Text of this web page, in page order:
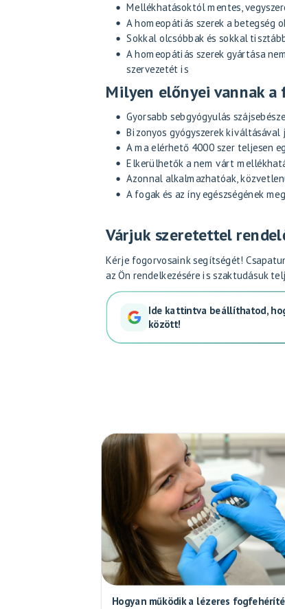
Mellékhatásoktól mentes,
A homeopátiás szerek a
Sokkal olcsóbbak és sokkal
A homeopátiás szerek gyártása
szervezetét is
Milyen előnyei vannak a
Gyorsabb sebgyógyulás
Bizonyos gyógyszerek
A ma elérhető 4000 szer teljesen
Elkerülhetők a nem várt
Azonnal alkalmazhatóak,
A fogak és az íny egészségének
Várjuk szeretettel
Kérje fogorvosainksegítségét!
az Ön rendelkezésére is szaktudásuk
Ide kattintva beállíthatod,
között!
Hogyan működik a lézeres